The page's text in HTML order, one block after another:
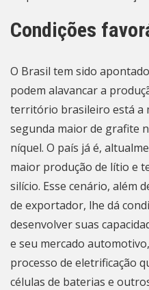
Condições
O Brasil tem sido
podem alavancar a
território brasileiro está a
segunda maior de grafite
níquel. O país já é,
maior produção de lítio e
silício. Esse cenário, além
de exportador, lhe dá
desenvolver suas
e seu mercado
processo de eletrificação
células de baterias e